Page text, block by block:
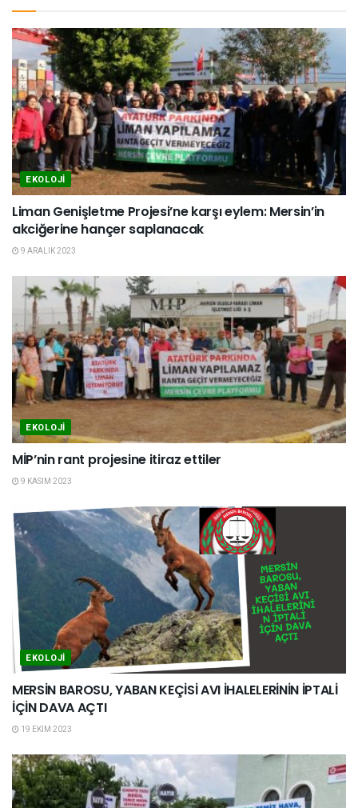
EKOLOJI
Liman Genişletme Projesi’ne karşı eylem: Mersin’in
akciğerine hançer saplanacak
9 ARALIK 2023
EKOLOJI
MİP’nin rant projesine itiraz ettiler
9 KASIM 2023
EKOLOJI
MERSİN BAROSU, YABAN KEÇİSİ AVI İHALELERİNİN İPTALİ
İÇİN DAVA AÇTI
19 EKIM 2023